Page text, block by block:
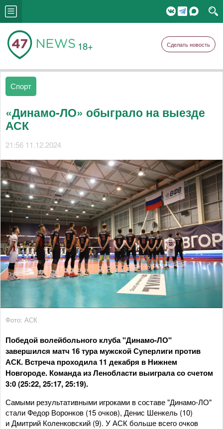
18+ Сделать новость
Спорт
«Динамо-ЛО» обыграло на выезде
АСК
21:56 11.12.2024
Фото: АСК
Победой волейбольного клуба "Динамо-ЛО"
завершился матч 16 тура мужской Суперлиги против
АСК. Встреча проходила 11 декабря в Нижнем
Новгороде. Команда из Ленобласти выиграла со счетом
3:0 (25:22, 25:17, 25:19).
Самыми результативными игроками в составе "Динамо-ЛО"
стали Федор Воронков (15 очков), Денис Шенкель (10)
и Дмитрий Коленковский (9). У АСК больше всего очков